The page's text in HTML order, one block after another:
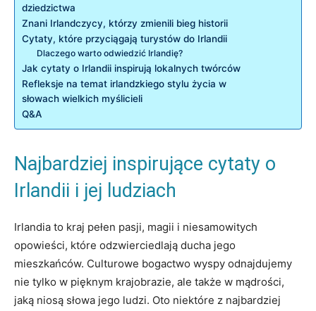
dziedzictwa
Znani Irlandczycy, którzy zmienili bieg historii
Cytaty, które przyciągają turystów do Irlandii
Dlaczego warto odwiedzić Irlandię?
Jak cytaty o Irlandii inspirują lokalnych twórców
Refleksje na temat irlandzkiego stylu życia w
słowach wielkich myślicieli
Q&A
Najbardziej inspirujące cytaty o
Irlandii i jej ludziach
Irlandia to kraj pełen pasji, magii i niesamowitych
opowieści, które odzwierciedlają ducha jego
mieszkańców. Culturowe bogactwo wyspy odnajdujemy
nie tylko w pięknym krajobrazie, ale także w mądrości,
jaką niosą słowa jego ludzi. Oto niektóre z najbardziej